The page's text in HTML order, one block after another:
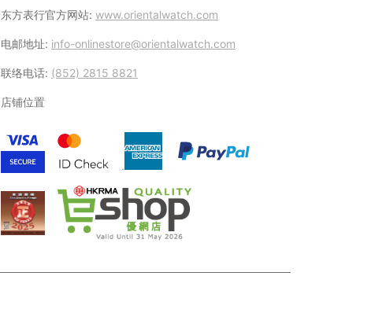
东方表行官方网站: www.orientalwatch.com
电邮地址: info-onlinestore@orientalwatch.com
联络电话: (852) 2815 8821
店铺位置